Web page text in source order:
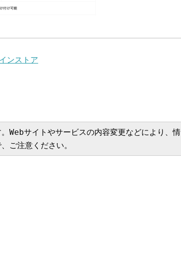
ンストア
Webサイトやサービスの内容変更などにより、情
ご注意ください。